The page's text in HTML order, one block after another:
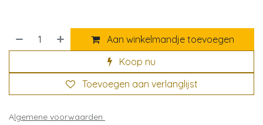
Aan winkelmandje toevoegen
Koop nu
Toevoegen aan verlanglijst
Algemene voorwaarden